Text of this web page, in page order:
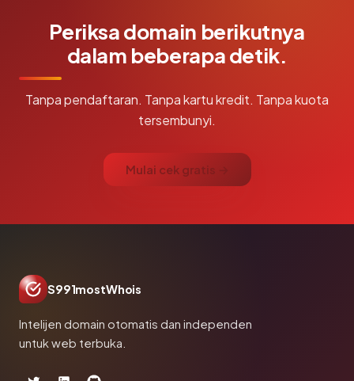
Periksa domain berikutnya
dalam beberapa detik.
Tanpa pendaftaran. Tanpa kartu kredit. Tanpa kuota
tersembunyi.
Mulai cek gratis →
S991mostWhois
Intelijen domain otomatis dan independen
untuk web terbuka.